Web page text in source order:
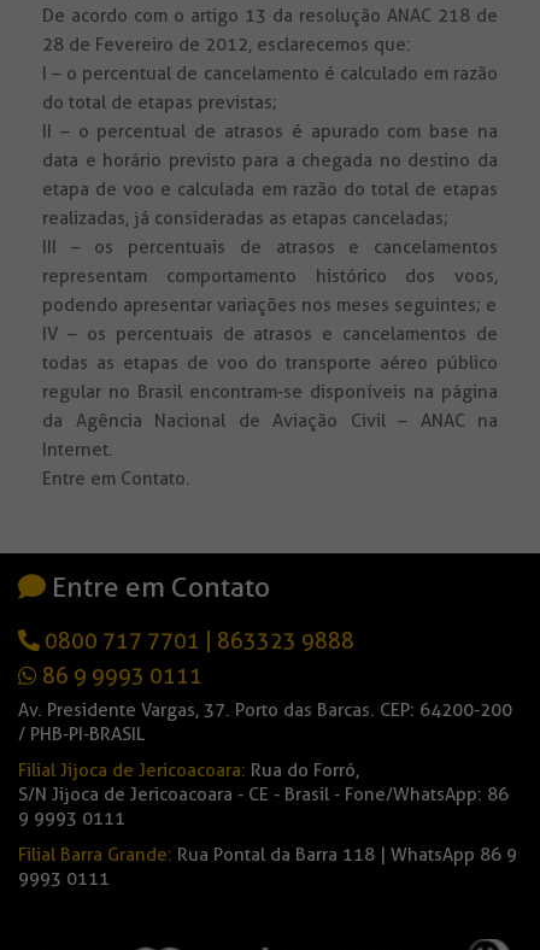
De acordo com o artigo 13 da resolução ANAC 218 de
28 de Fevereiro de 2012, esclarecemos que:
I – o percentual de cancelamento é calculado em razão
do total de etapas previstas;
II – o percentual de atrasos é apurado com base na
data e horário previsto para a chegada no destino da
etapa de voo e calculada em razão do total de etapas
realizadas, já consideradas as etapas canceladas;
III – os percentuais de atrasos e cancelamentos
representam comportamento histórico dos voos,
podendo apresentar variações nos meses seguintes; e
IV – os percentuais de atrasos e cancelamentos de
todas as etapas de voo do transporte aéreo público
regular no Brasil encontram-se disponíveis na página
da Agência Nacional de Aviação Civil – ANAC na
Internet.
Entre em Contato.
Entre em Contato
0800 717 7701
863323 9888
86 9 9993 0111
Av. Presidente Vargas, 37. Porto das Barcas. CEP: 64200-200
/ PHB-PI-BRASIL
Filial Jijoca de Jericoacoara: Rua do Forró,
S/N Jijoca de Jericoacoara - CE - Brasil - Fone/WhatsApp: 86
9 9993 0111
Filial Barra Grande: Rua Pontal da Barra 118 | WhatsApp 86 9
9993 0111